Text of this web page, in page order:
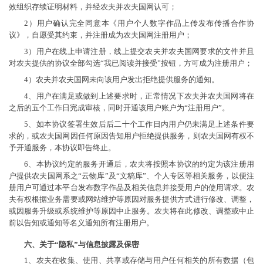
效组织存续证明材料，并经农夫并农夫国网认可；
2）用户确认完全同意本《用户个人数字作品上传发布传播合作协
议》，自愿受其约束，并注册成为农夫国网注册用户；
3）用户在线上申请注册，线上提交农夫并农夫国网要求的文件并且
对农夫提供的协议全部勾选“我已阅读并接受”按钮，方可成为注册用户；
4）农夫并农夫国网未向该用户发出拒绝提供服务的通知。
4、用户在满足或做到上述要求时，正常情况下农夫并农夫国网将在
之后的五个工作日完成审核，同时开通该用户账户为“注册用户”。
5、如本协议签署生效后后二十个工作日内用户仍未满足上述条件要
求的，或农夫国网因任何原因告知用户拒绝提供服务，则农夫国网有权不
予开通服务，本协议即告终止。
6、本协议约定的服务开通后，农夫将按照本协议的约定为该注册用
户提供农夫国网系之“云物库”及“文稿库”、个人专区等相关服务，以便注
册用户可通过本平台发布数字作品及相关信息并接受用户的使用请求。农
夫有权根据业务需要或网站维护等原因对服务提供方式进行修改、调整，
或因服务升级或系统维护等原因中止服务。农夫将在此修改、调整或中止
前以告知或通知等名义通知所有注册用户。
六、关于“隐私”与信息披露及保密
1、农夫在收集、使用、共享或存储与用户任何相关的所有数据（包